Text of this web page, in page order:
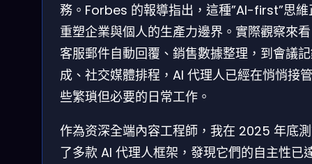
務。Forbes 的報導指出，這種”AI-first”思維
重塑企業與個人的生產力邊界。實際觀察來
客服郵件自動回覆、銷售數據整理，到會議
成、社交媒體排程，AI 代理人已經在悄悄接
些繁瑣但必要的日常工作。
作為资深全端內容工程師，我在 2025 年底
了多款 AI 代理人框架，發現它們的自主性已